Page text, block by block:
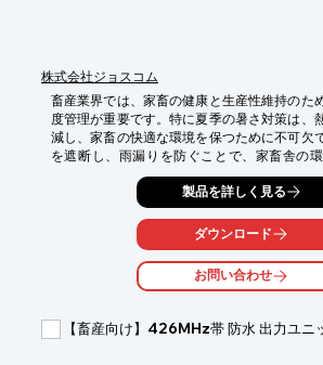
株式会社ジョスコム
畜産業界では、家畜の健康と生産性維持のた
度管理が重要です。特に夏季の暑さ対策は、
減し、家畜の快適な環境を保つために不可欠
を遮断し、雨漏りを防ぐことで、家畜舎の環
す。ユニークルーフFitは、屋根の断熱性と防
とで、家畜の健康を守り、生産性の向上に貢献
【活用シーン】
・畜舎の屋根の暑さ対策
・雨漏りによる家畜への影響を軽減
・家畜舎内の温度管理
・家畜の熱中症リスク軽減
製品を詳しく見る
ダウンロード
お問い合わせ
【畜産向け】426MHz帯 防水 出力ユニ